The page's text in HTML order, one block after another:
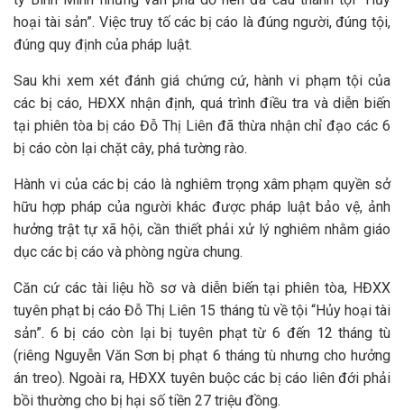
hoại tài sản”. Việc truy tố các bị cáo là đúng người, đúng tội,
đúng quy định của pháp luật.
Sau khi xem xét đánh giá chứng cứ, hành vi phạm tội của
các bị cáo, HĐXX nhận định, quá trình điều tra và diễn biến
tại phiên tòa bị cáo Đỗ Thị Liên đã thừa nhận chỉ đạo các 6
bị cáo còn lại chặt cây, phá tường rào.
Hành vi của các bị cáo là nghiêm trọng xâm phạm quyền sở
hữu hợp pháp của người khác được pháp luật bảo vệ, ảnh
hưởng trật tự xã hội, cần thiết phải xử lý nghiêm nhằm giáo
dục các bị cáo và phòng ngừa chung.
Căn cứ các tài liệu hồ sơ và diễn biến tại phiên tòa, HĐXX
tuyên phạt bị cáo Đỗ Thị Liên 15 tháng tù về tội “Hủy hoại tài
sản”. 6 bị cáo còn lại bị tuyên phạt từ 6 đến 12 tháng tù
(riêng Nguyễn Văn Sơn bị phạt 6 tháng tù nhưng cho hưởng
án treo). Ngoài ra, HĐXX tuyên buộc các bị cáo liên đới phải
bồi thường cho bị hại số tiền 27 triệu đồng.